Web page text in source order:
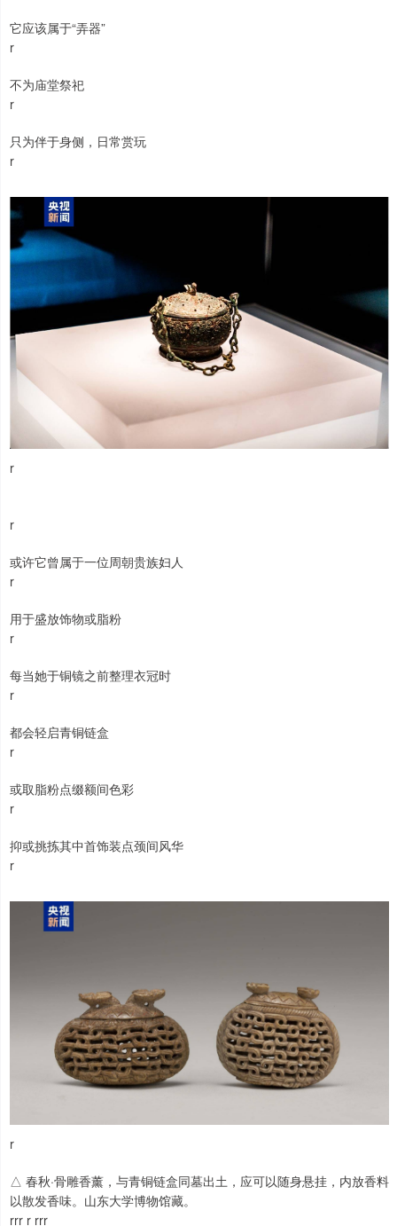
它应该属于“弄器”
r
不为庙堂祭祀
r
只为伴于身侧，日常赏玩
r
r
r
或许它曾属于一位周朝贵族妇人
r
用于盛放饰物或脂粉
r
每当她于铜镜之前整理衣冠时
r
都会轻启青铜链盒
r
或取脂粉点缀额间色彩
r
抑或挑拣其中首饰装点颈间风华
r
r
△ 春秋·骨雕香薰，与青铜链盒同墓出土，应可以随身悬挂，内放香料
以散发香味。山东大学博物馆藏。
rrr r rrr